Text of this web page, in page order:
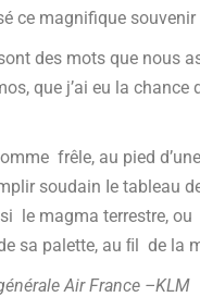
ce magnifique souvenir
des mots que nous
que j’ai eu la chance
frêle, au pied
soudain Ie tableau
le magma terrestre, ou
sa palette, au ﬁl de la
Air France –KLM